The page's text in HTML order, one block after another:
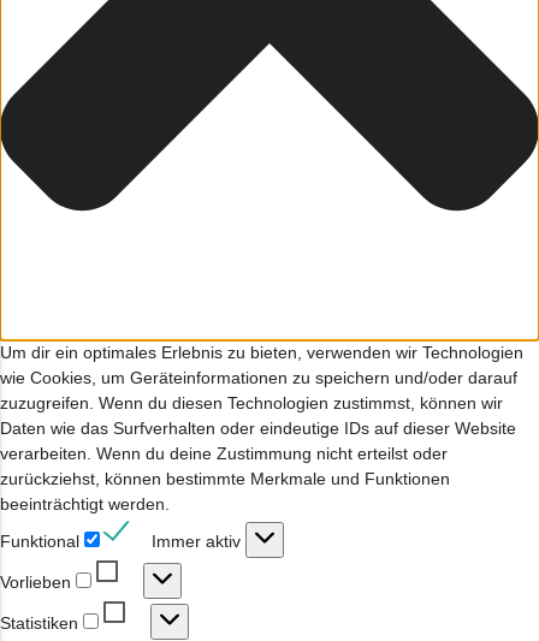
Um dir ein optimales Erlebnis zu bieten, verwenden wir Technologien
wie Cookies, um Geräteinformationen zu speichern und/oder darauf
zuzugreifen. Wenn du diesen Technologien zustimmst, können wir
Daten wie das Surfverhalten oder eindeutige IDs auf dieser Website
verarbeiten. Wenn du deine Zustimmung nicht erteilst oder
zurückziehst, können bestimmte Merkmale und Funktionen
beeinträchtigt werden.
Funktional
Immer aktiv
Vorlieben
Vorlieben
Statistiken
Statistiken